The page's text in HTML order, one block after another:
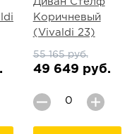
Коричневый
(Vivaldi 23)
55 165 руб.
49 649 руб.